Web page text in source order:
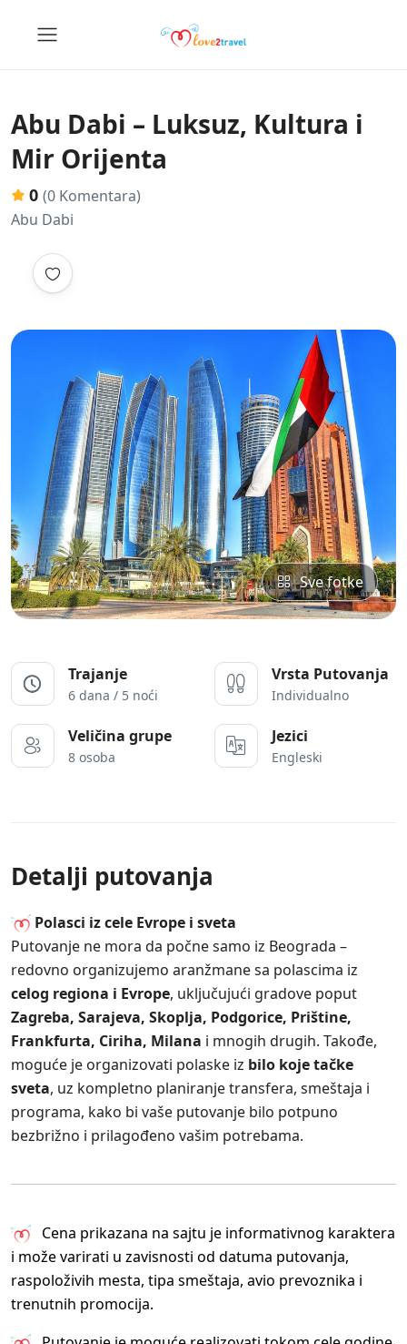
Abu Dabi – Luksuz, Kultura i
Mir Orijenta
0 (0 Komentara)
Abu Dabi
Sve fotke
Trajanje
6 dana / 5 noći
Vrsta Putovanja
Individualno
Veličina grupe
8 osoba
Jezici
Engleski
Detalji putovanja
Polasci iz cele Evrope i sveta
Putovanje ne mora da počne samo iz Beograda –
redovno organizujemo aranžmane sa polascima iz
celog regiona i Evrope, uključujući gradove poput
Zagreba, Sarajeva, Skoplja, Podgorice, Prištine,
Frankfurta, Ciriha, Milana i mnogih drugih. Takođe,
moguće je organizovati polaske iz bilo koje tačke
sveta, uz kompletno planiranje transfera, smeštaja i
programa, kako bi vaše putovanje bilo potpuno
bezbrižno i prilagođeno vašim potrebama.
Cena prikazana na sajtu je informativnog karaktera
i može varirati u zavisnosti od datuma putovanja,
raspoloživih mesta, tipa smeštaja, avio prevoznika i
trenutnih promocija.